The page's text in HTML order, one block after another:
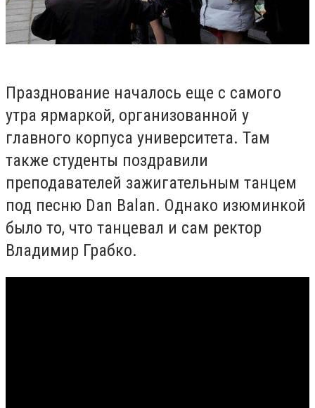
Празднование началось еще с самого
утра ярмаркой, организованной у
главного корпуса университета. Там
также студенты поздравили
преподавателей зажигательным танцем
под песню Dan Balan. Однако изюминкой
было то, что танцевал и сам ректор
Владимир Грабко.